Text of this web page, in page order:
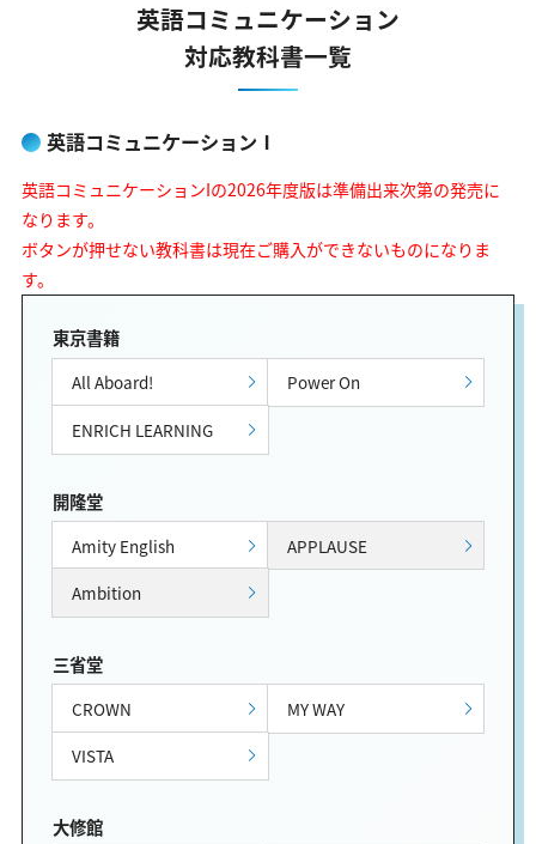
英語コミュニケーション
対応教科書一覧
英語コミュニケーションⅠ
英語コミュニケーションIの2026年度版は準備出来次第の発売に
なります。
ボタンが押せない教科書は現在ご購入ができないものになりま
す。
東京書籍
All Aboard!
Power On
ENRICH LEARNING
開隆堂
Amity English
APPLAUSE
Ambition
三省堂
CROWN
MY WAY
VISTA
大修館